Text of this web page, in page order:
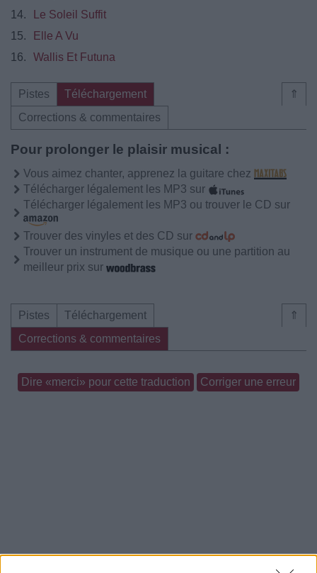
14.
Le Soleil Suffit
15.
Elle A Vu
16.
Wallis Et Futuna
⇑
Pistes
Téléchargement
Corrections & commentaires
Pour prolonger le plaisir musical :
Vous aimez chanter, apprenez la guitare chez
Télécharger légalement les MP3 sur
Télécharger légalement les MP3 ou trouver le CD sur
Trouver des vinyles et des CD sur
Trouver un instrument de musique ou une partition au
meilleur prix sur
⇑
Pistes
Téléchargement
Corrections & commentaires
Dire «merci» pour cette traduction Corriger une erreur